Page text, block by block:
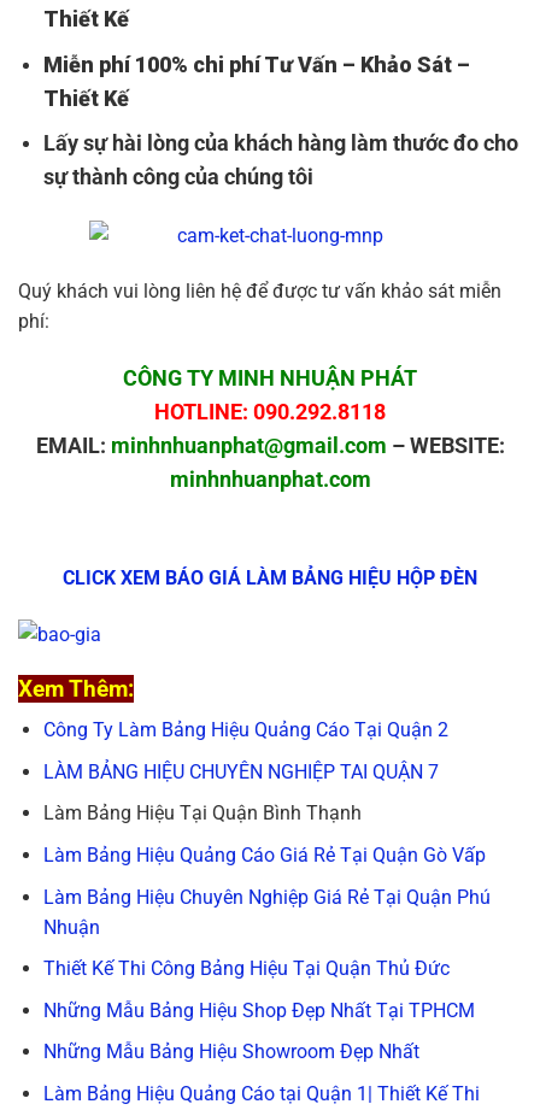
Thiết Kế
Miễn phí 100% chi phí Tư Vấn – Khảo Sát –
Thiết Kế
Lấy sự hài lòng của khách hàng làm thước đo cho
sự thành công của chúng tôi
Quý khách vui lòng liên hệ để được tư vấn khảo sát miễn
phí:
CÔNG TY MINH NHUẬN PHÁT
HOTLINE: 090.292.8118
EMAIL: minhnhuanphat@gmail.com – WEBSITE:
minhnhuanphat.com
CLICK XEM BÁO GIÁ LÀM BẢNG HIỆU HỘP ĐÈN
Xem Thêm:
Công Ty Làm Bảng Hiệu Quảng Cáo Tại Quận 2
LÀM BẢNG HIỆU CHUYÊN NGHIỆP TAI QUẬN 7
Làm Bảng Hiệu Tại Quận Bình Thạnh
Làm Bảng Hiệu Quảng Cáo Giá Rẻ Tại Quận Gò Vấp
Làm Bảng Hiệu Chuyên Nghiệp Giá Rẻ Tại Quận Phú
Nhuận
Thiết Kế Thi Công Bảng Hiệu Tại Quận Thủ Đức
Những Mẫu Bảng Hiệu Shop Đẹp Nhất Tại TPHCM
Những Mẫu Bảng Hiệu Showroom Đẹp Nhất
Làm Bảng Hiệu Quảng Cáo tại Quận 1| Thiết Kế Thi